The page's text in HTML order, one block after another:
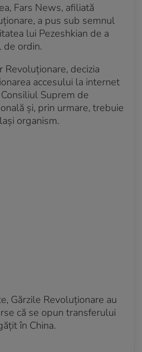
Fars News, afiliată
a pus sub semnul
lui Pezeshkian de a
de ordin.
Revoluționare, decizia
accesului la internet
Suprem de
și, prin urmare, trebuie
organism.
Gărzile Revoluționare au
că se opun transferului
în China.